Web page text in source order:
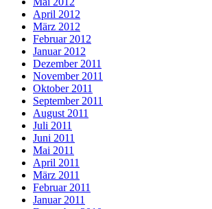
April 2012
März 2012
Februar 2012
Januar 2012
Dezember 2011
November 2011
Oktober 2011
September 2011
August 2011
Juli 2011
Juni 2011
Mai 2011
April 2011
März 2011
Februar 2011
Januar 2011